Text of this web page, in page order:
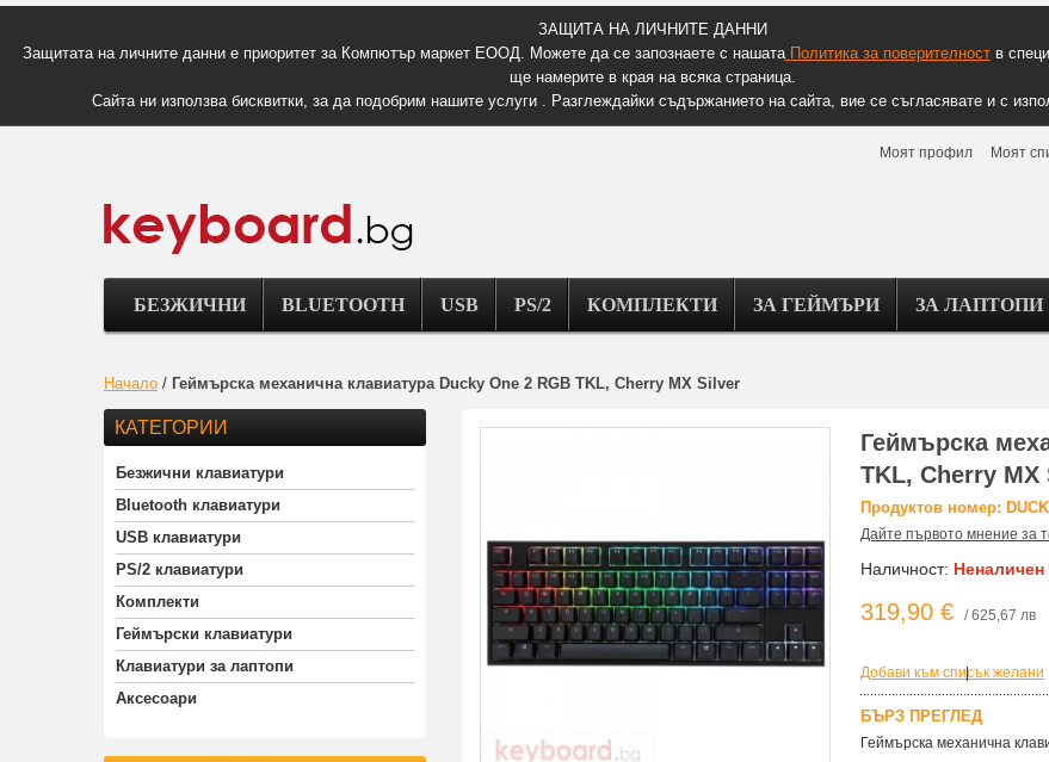
ЗАЩИТА НА ЛИЧНИТЕ ДАННИ
Защитата на личните данни е приоритет за Компютър маркет ЕООД. Можете да се запознаете с нашатаПолитика за поверителноств
ще намерите в края на всяка страница.
Сайта ни използва бисквитки, за да подобрим нашите услуги . Разглеждайки съдържанието на сайта, вие се съгласявате и с
Моят профил Моят
БЕЗЖИЧНИ BLUETOOTH USB PS/2 КОМПЛЕКТИ ЗА ГЕЙМЪРИ ЗА ЛАПТОПИ
Начало / Геймърскa механична клавиатура Ducky One 2 RGB TKL, Cherry MX Silver
Геймърскa
TKL, Cherry MX
Продуктов номер:
Дайте първото мнение за
Наличност: Неналичен
319,90 € / 625,67 лв
Добави към списък желани
|
БЪРЗ ПРЕГЛЕД
Геймърскa механична
КАТЕГОРИИ
Безжични клавиатури
Bluetooth клавиатури
USB клавиатури
PS/2 клавиатури
Комплекти
Геймърски клавиатури
Клавиатури за лаптопи
Аксесоари